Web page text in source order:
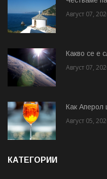
Август 07,
Какво се е
Август 07,
Как Аперол
Август 05,
КАТЕГОРИИ